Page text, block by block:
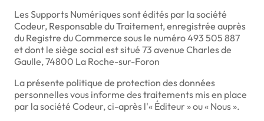
Les Supports Numériques sont édités par la société
Codeur, Responsable du Traitement, enregistrée auprès
du Registre du Commerce sous le numéro 493 505 887
et dont le siège social est situé 73 avenue Charles de
Gaulle, 74800 La Roche-sur-Foron
La présente politique de protection des données
personnelles vous informe des traitements mis en place
par la société Codeur, ci-après l'« Éditeur » ou « Nous ».